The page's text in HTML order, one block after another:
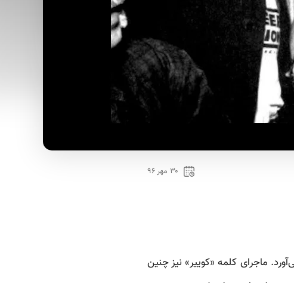
ماجرای کلمه «کوییر» نیز چنین